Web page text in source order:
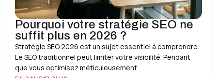
Pourquoi votre stratégie SEO ne
suffit plus en 2026 ?
Stratégie SEO 2026 est un sujet essentiel à comprendre.
Le SEO traditionnel peut limiter votre visibilité. Pendant
que vous optimisez méticuleusement...